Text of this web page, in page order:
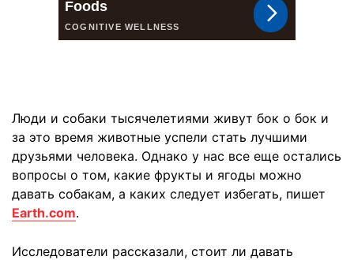
Люди и собаки тысячелетиями живут бок о бок и
за это время животные успели стать лучшими
друзьями человека. Однако у нас все еще остались
вопросы о том, какие фрукты и ягоды можно
давать собакам, а каких следует избегать, пишет
Earth.com.
Исследователи рассказали, стоит ли давать